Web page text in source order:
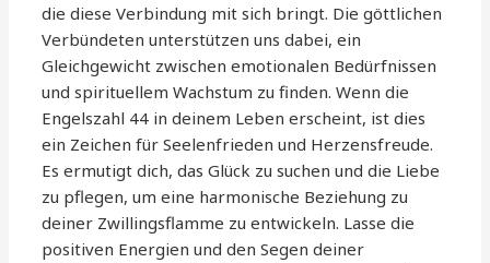
die diese Verbindung mit sich bringt. Die göttlichen
Verbündeten unterstützen uns dabei, ein
Gleichgewicht zwischen emotionalen Bedürfnissen
und spirituellem Wachstum zu finden. Wenn die
Engelszahl 44 in deinem Leben erscheint, ist dies
ein Zeichen für Seelenfrieden und Herzensfreude.
Es ermutigt dich, das Glück zu suchen und die Liebe
zu pflegen, um eine harmonische Beziehung zu
deiner Zwillingsflamme zu entwickeln. Lasse die
positiven Energien und den Segen deiner